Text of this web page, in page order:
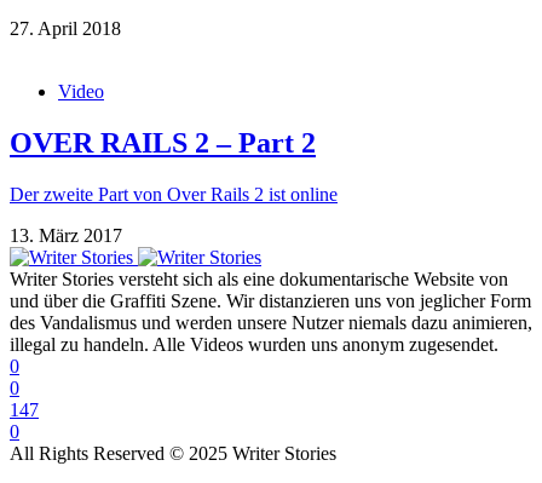
27. April 2018
Video
OVER RAILS 2 – Part 2
Der zweite Part von Over Rails 2 ist online
13. März 2017
Writer Stories versteht sich als eine dokumentarische Website von
und über die Graffiti Szene. Wir distanzieren uns von jeglicher Form
des Vandalismus und werden unsere Nutzer niemals dazu animieren,
illegal zu handeln. Alle Videos wurden uns anonym zugesendet.
0
0
147
0
All Rights Reserved © 2025 Writer Stories